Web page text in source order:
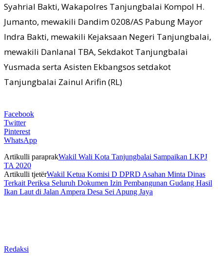
Syahrial Bakti, Wakapolres Tanjungbalai Kompol H.
Jumanto, mewakili Dandim 0208/AS Pabung Mayor
Indra Bakti, mewakili Kejaksaan Negeri Tanjungbalai,
mewakili Danlanal TBA, Sekdakot Tanjungbalai
Yusmada serta Asisten Ekbangsos setdakot
Tanjungbalai Zainul Arifin (RL)
Facebook
Twitter
Pinterest
WhatsApp
Artikulli paraprakWakil Wali Kota Tanjungbalai Sampaikan LKPJ
TA 2020
Artikulli tjetërWakil Ketua Komisi D DPRD Asahan Minta Dinas
Terkait Periksa Seluruh Dokumen Izin Pembangunan Gudang Hasil
Ikan Laut di Jalan Ampera Desa Sei Apung Jaya
Redaksi